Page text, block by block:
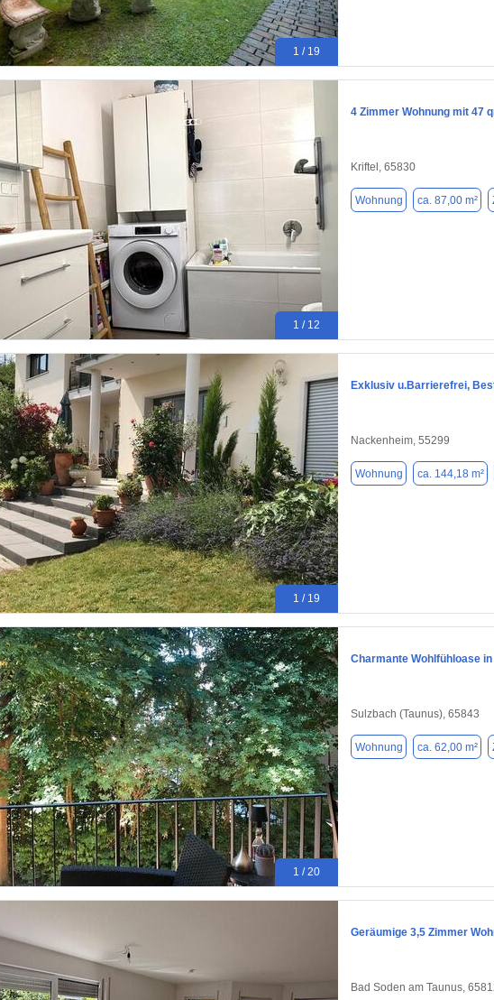
1 / 19
1 / 12
4 Zimmer Wohnung mit 47
Kriftel, 65830
Wohnung ca. 87,00 m²
1 / 19
Exklusiv u.Barrierefrei,
Nackenheim, 55299
Wohnung ca. 144,18 m²
1 / 20
Charmante Wohlfühloase
Sulzbach (Taunus), 65843
Wohnung ca. 62,00 m²
Geräumige 3,5 Zimmer
Bad Soden am Taunus,